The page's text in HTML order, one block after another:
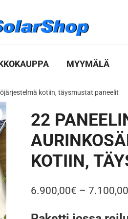
MYYMÄLÄ
kotiin, täysmustat paneelit
22
KOTIIN,
6.900,00€ – 7.100,00